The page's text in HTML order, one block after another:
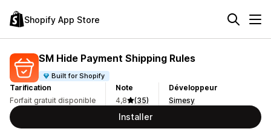
Shopify App Store
SM Hide Payment Shipping Rules
Built for Shopify
Tarification
Forfait gratuit disponible
Note
4,8
(35)
Développeur
Simesy
Installer